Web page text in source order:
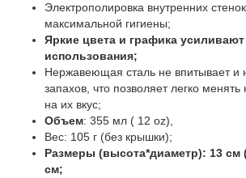
Электрополировка внутренних
максимальной гигиены;
Яркие цвета и графика
использования;
Нержавеющая сталь не впитывает и
запахов, что позволяет легко
на их вкус;
Объем: 355 мл ( 12 oz),
Вес: 105 г (без крышки);
Размеры (высота*диаметр): 13 см
см;